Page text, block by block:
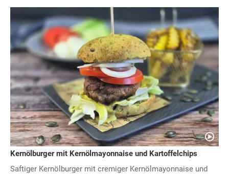
Kernölburger mit Kernölmayonnaise und Kartoffelchips
Saftiger Kernölburger mit cremiger Kernölmayonnaise und